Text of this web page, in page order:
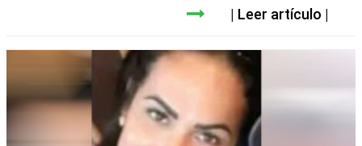
Leer artículo